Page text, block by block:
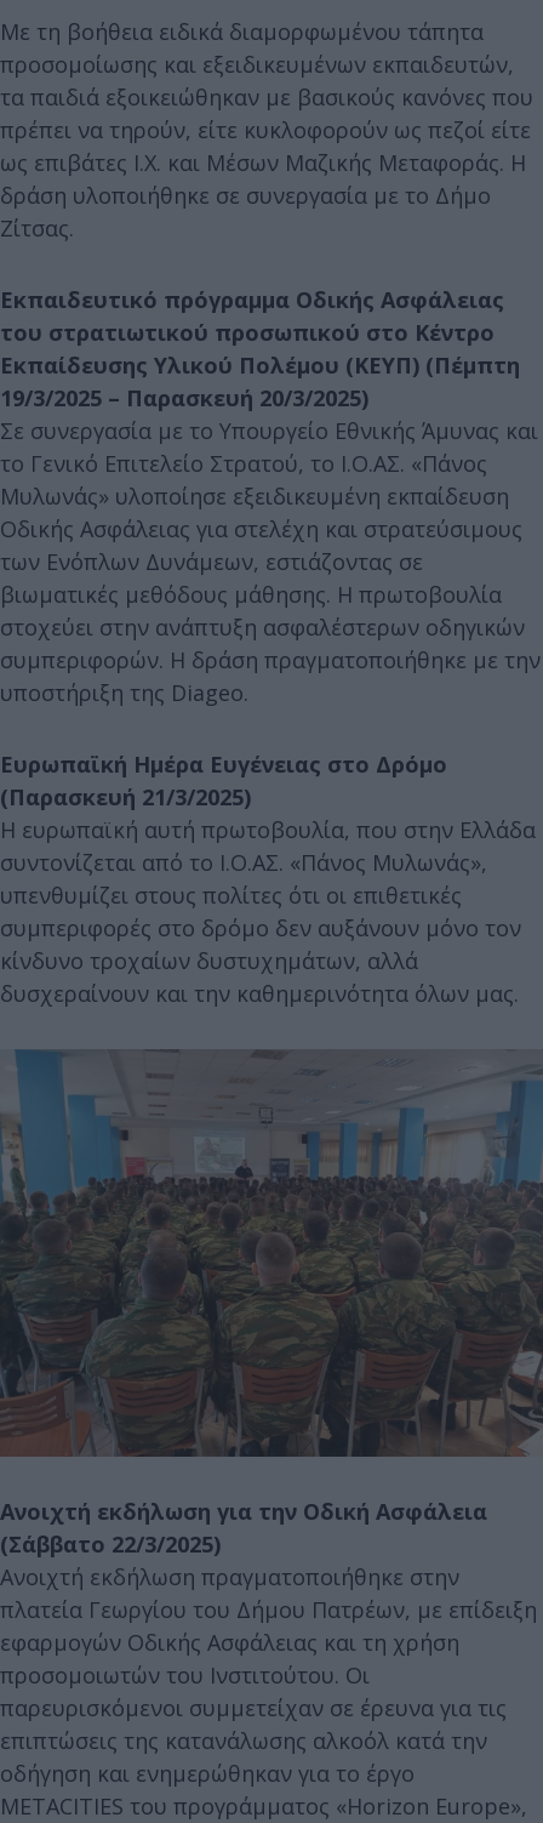
Με τη βοήθεια ειδικά διαμορφωμένου τάπητα
προσομοίωσης και εξειδικευμένων εκπαιδευτών,
τα παιδιά εξοικειώθηκαν με βασικούς κανόνες που
πρέπει να τηρούν, είτε κυκλοφορούν ως πεζοί είτε
ως επιβάτες Ι.Χ. και Μέσων Μαζικής Μεταφοράς. Η
δράση υλοποιήθηκε σε συνεργασία με το Δήμο
Ζίτσας.
Εκπαιδευτικό πρόγραμμα Οδικής Ασφάλειας
του στρατιωτικού προσωπικού στο Κέντρο
Εκπαίδευσης Υλικού Πολέμου (ΚΕΥΠ) (Πέμπτη
19/3/2025 – Παρασκευή 20/3/2025)
Σε συνεργασία με το Υπουργείο Εθνικής Άμυνας και
το Γενικό Επιτελείο Στρατού, το Ι.Ο.ΑΣ. «Πάνος
Μυλωνάς» υλοποίησε εξειδικευμένη εκπαίδευση
Οδικής Ασφάλειας για στελέχη και στρατεύσιμους
των Ενόπλων Δυνάμεων, εστιάζοντας σε
βιωματικές μεθόδους μάθησης. Η πρωτοβουλία
στοχεύει στην ανάπτυξη ασφαλέστερων οδηγικών
συμπεριφορών. Η δράση πραγματοποιήθηκε με την
υποστήριξη της Diageo.
Ευρωπαϊκή Ημέρα Ευγένειας στο Δρόμο
(Παρασκευή 21/3/2025)
Η ευρωπαϊκή αυτή πρωτοβουλία, που στην Ελλάδα
συντονίζεται από το Ι.Ο.ΑΣ. «Πάνος Μυλωνάς»,
υπενθυμίζει στους πολίτες ότι οι επιθετικές
συμπεριφορές στο δρόμο δεν αυξάνουν μόνο τον
κίνδυνο τροχαίων δυστυχημάτων, αλλά
δυσχεραίνουν και την καθημερινότητα όλων μας.
Ανοιχτή εκδήλωση για την Οδική Ασφάλεια
(Σάββατο 22/3/2025)
Aνοιχτή εκδήλωση πραγματοποιήθηκε στην
πλατεία Γεωργίου του Δήμου Πατρέων, με επίδειξη
εφαρμογών Οδικής Ασφάλειας και τη χρήση
προσομοιωτών του Ινστιτούτου. Οι
παρευρισκόμενοι συμμετείχαν σε έρευνα για τις
επιπτώσεις της κατανάλωσης αλκοόλ κατά την
οδήγηση και ενημερώθηκαν για το έργο
METACITIES του προγράμματος «Horizon Europe»,